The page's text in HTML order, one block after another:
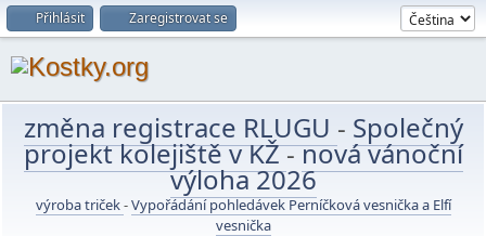
Přihlásit Zaregistrovat se
změna registrace RLUGU - Společný
projekt kolejiště v KŽ-nová vánoční
výloha 2026
výroba triček-Vypořádání pohledávek Perníčková vesnička a Elfí
vesnička